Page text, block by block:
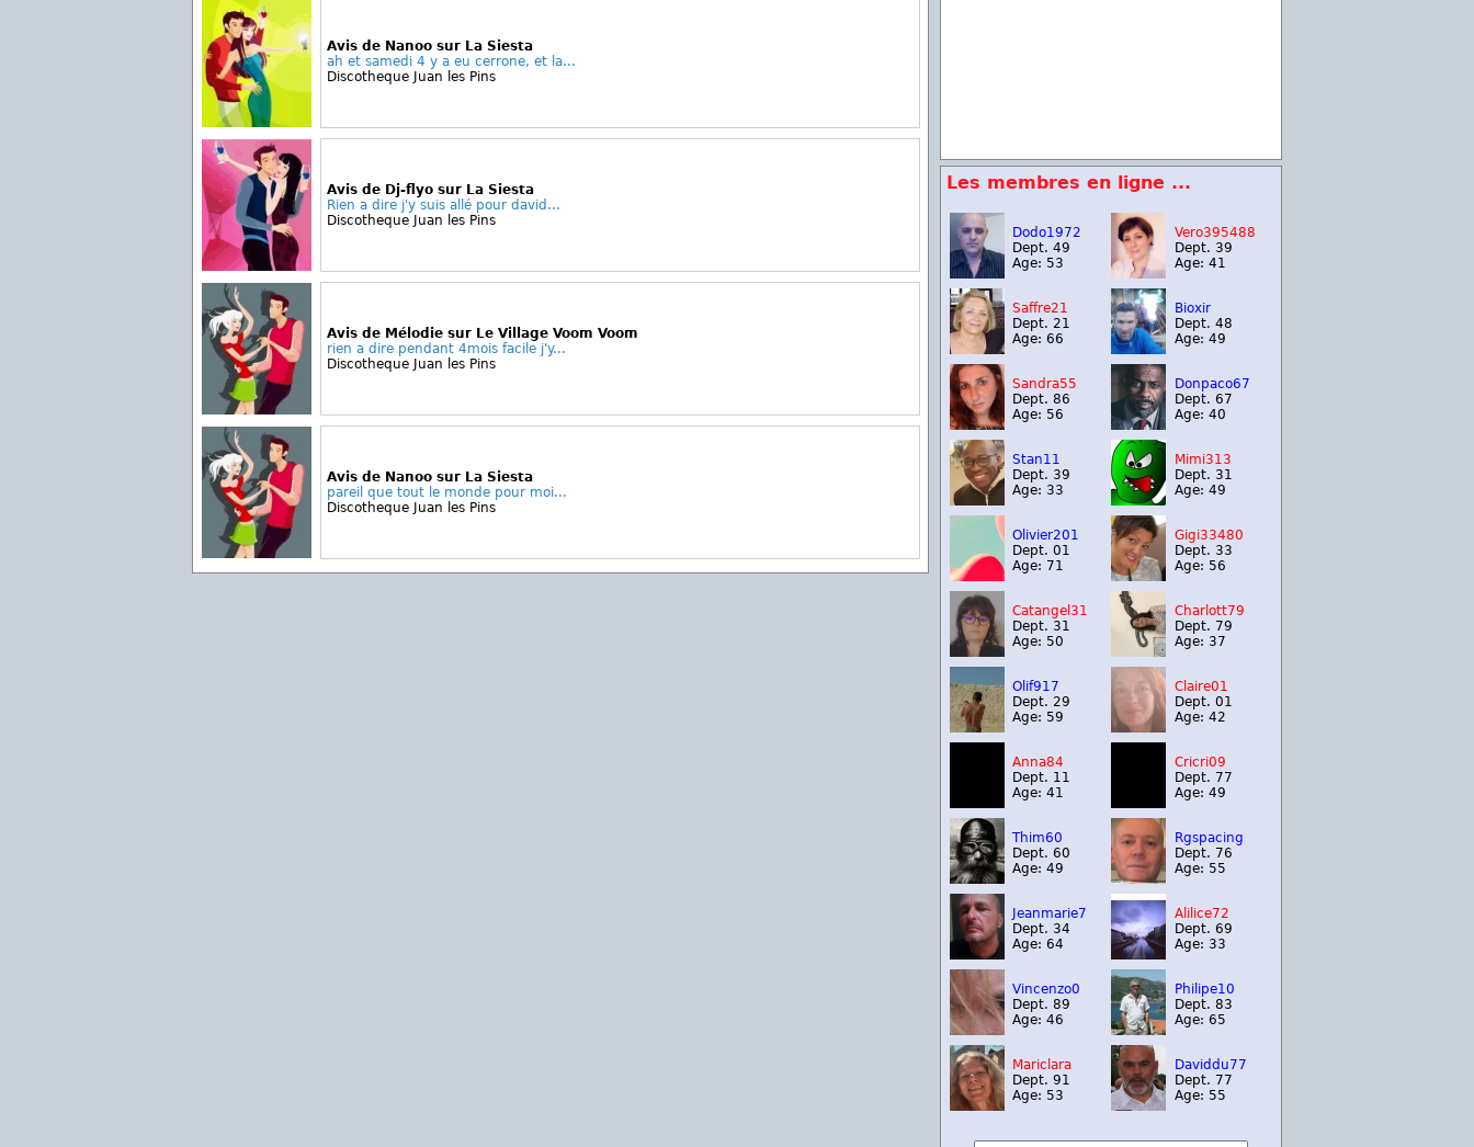
Avis de Nanoo sur La Siesta
ah et samedi 4 y a eu cerrone, et la...
Discotheque Juan les Pins
Avis de Dj-flyo sur La Siesta
Rien a dire j'y suis allé pour david...
Discotheque Juan les Pins
Avis de Mélodie sur Le Village Voom Voom
rien a dire pendant 4mois facile j'y...
Discotheque Juan les Pins
Avis de Nanoo sur La Siesta
pareil que tout le monde pour moi...
Discotheque Juan les Pins
Les membres en ligne ...
Dodo1972
Dept. 49
Age: 53
Vero395488
Dept. 39
Age: 41
Saffre21
Dept. 21
Age: 66
Bioxir
Dept. 48
Age: 49
Sandra55
Dept. 86
Age: 56
Donpaco67
Dept. 67
Age: 40
Stan11
Dept. 39
Age: 33
Mimi313
Dept. 31
Age: 49
Olivier201
Dept. 01
Age: 71
Gigi33480
Dept. 33
Age: 56
Catangel31
Dept. 31
Age: 50
Charlott79
Dept. 79
Age: 37
Olif917
Dept. 29
Age: 59
Claire01
Dept. 01
Age: 42
Anna84
Dept. 11
Age: 41
Cricri09
Dept. 77
Age: 49
Thim60
Dept. 60
Age: 49
Rgspacing
Dept. 76
Age: 55
Jeanmarie7
Dept. 34
Age: 64
Alilice72
Dept. 69
Age: 33
Vincenzo0
Dept. 89
Age: 46
Philipe10
Dept. 83
Age: 65
Mariclara
Dept. 91
Age: 53
Daviddu77
Dept. 77
Age: 55